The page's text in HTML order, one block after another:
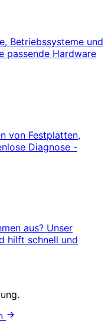
Betriebssysteme und
passende Hardware
von Festplatten,
Diagnose -
aus? Unser
hilft schnell und